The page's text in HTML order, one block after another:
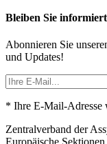
Bleiben Sie informiert
Abonnieren Sie
und Updates!
* Ihre E-Mail-Adresse
Zentralverband der
Europäische Sektionen